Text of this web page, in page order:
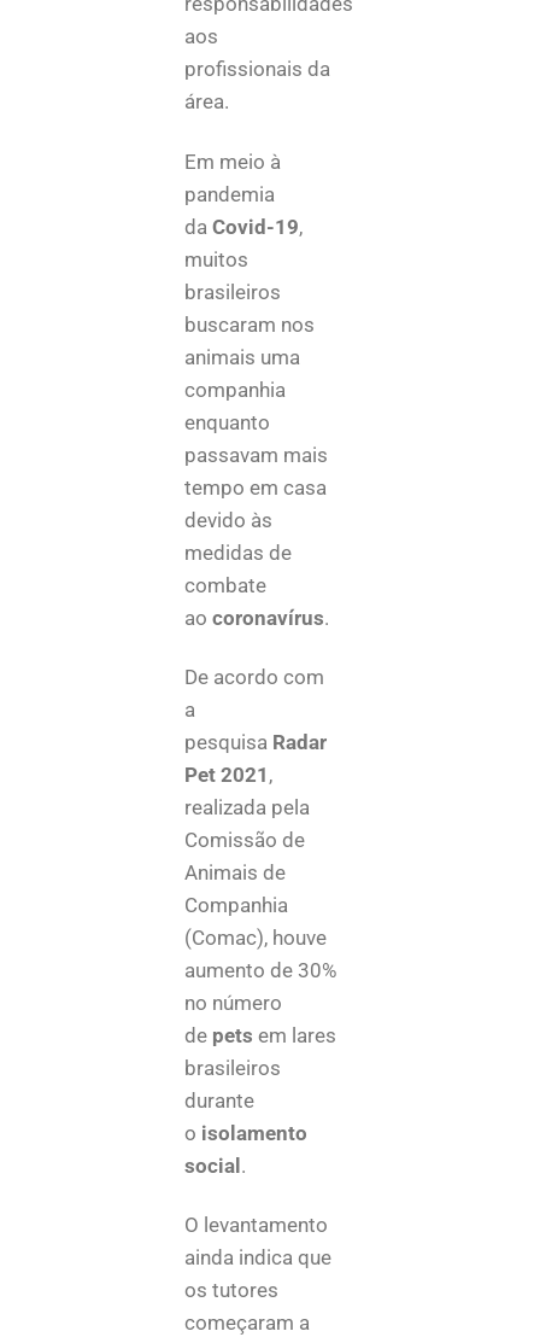
aos
profissionais da
área.
Em meio à
pandemia
daCovid-19,
muitos
brasileiros
buscaram nos
animais uma
companhia
enquanto
passavam mais
tempo em casa
devido às
medidas de
combate
aocoronavírus.
De acordo com
a
pesquisa Radar
Pet 2021 ,
realizada pela
Comissão de
Animais de
Companhia
(Comac), houve
aumento de 30%
no número
de petsem lares
brasileiros
durante
o isolamento
social.
O levantamento
ainda indica que
os tutores
começaram a